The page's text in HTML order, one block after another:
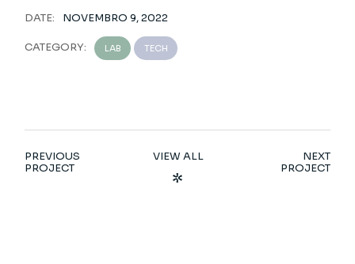
DATE: NOVEMBRO 9, 2022
CATEGORY: LAB TECH
PREVIOUS
PROJECT
VIEW ALL
NEXT
PROJECT